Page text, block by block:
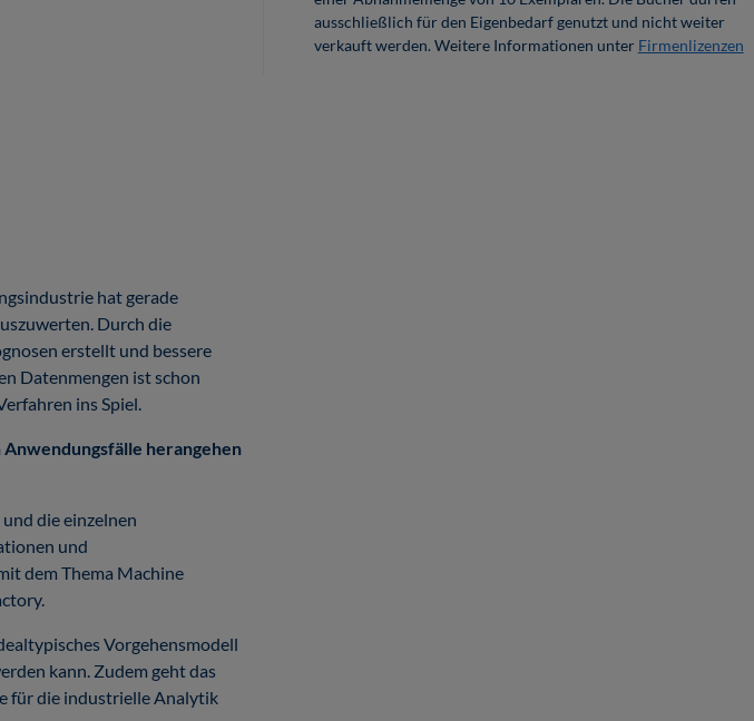
ausschließlich für den Eigenbedarf genutzt und nicht weiter
verkauft werden. Weitere Informationen unter Firmenlizenzen
hat gerade
Durch die
erstellt und bessere
Datenmengen ist schon
ins Spiel.
herangehen
die einzelnen
und
dem Thema Machine
Vorgehensmodell
kann. Zudem geht das
für die industrielle Analytik